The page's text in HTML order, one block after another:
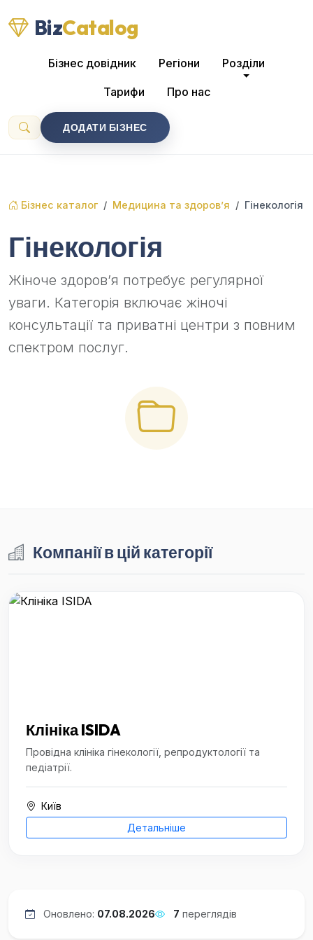
BizCatalog
Бізнес довідник Регіони Розділи
Тарифи Про нас
ДОДАТИ БІЗНЕС
Бізнес каталог Медицина та здоров’я Гінекологія
Гінекологія
Жіноче здоров’я потребує регулярної
уваги. Категорія включає жіночі
консультації та приватні центри з повним
спектром послуг.
Компанії в цій категорії
Клініка ISIDA
Провідна клініка гінекології, репродуктології та
педіатрії.
Київ
Детальніше
Оновлено: 07.08.2026 7 переглядів